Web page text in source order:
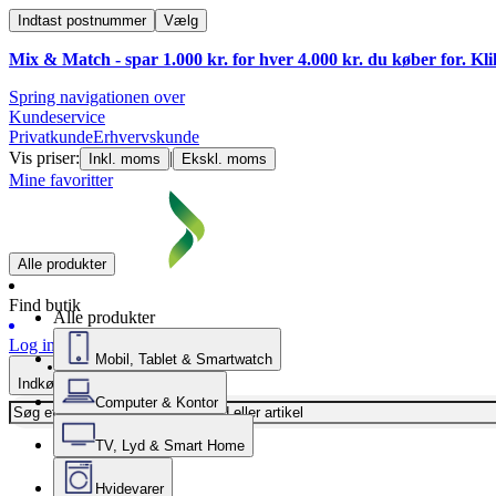
Indtast postnummer Vælg
Mix & Match - spar 1.000 kr. for hver 4.000 kr. du køber for.
Spring navigationen over
Kundeservice
PrivatkundeErhvervskunde
Vis priser:
Inkl. moms | Ekskl. moms
Mine favoritter
Alle produkter
Find butik
Log ind
Indkøbskurv
Alle produkter
Mobil, Tablet & Smartwatch
Computer & Kontor
TV, Lyd & Smart Home
Hvidevarer